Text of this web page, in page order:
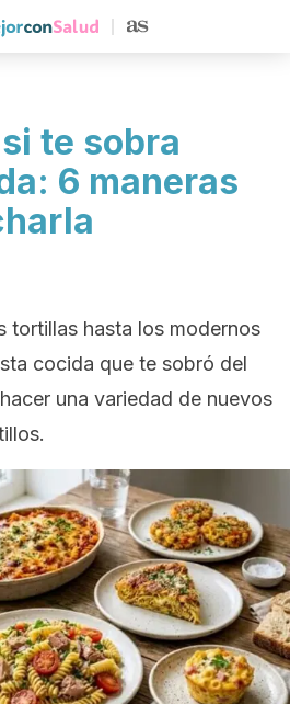
te sobra
6 maneras
tortillas hasta los modernos
cocida que te sobró del
una variedad de nuevos